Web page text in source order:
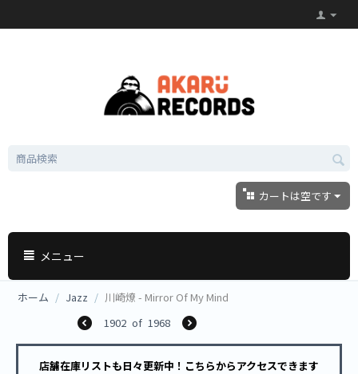
カートは空です
メニュー
ホーム / Jazz / 川崎燎 - Mirror Of My Mind
1902 of 1968
店舗在庫リストも日々更新中！こちらからアクセスできます